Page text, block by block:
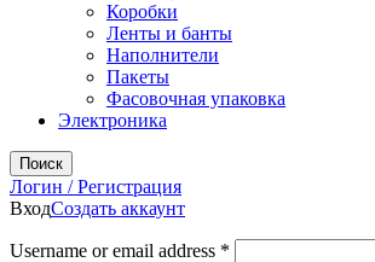
Коробки
Ленты и банты
Наполнители
Пакеты
Фасовочная упаковка
Электроника
Поиск
Логин / Регистрация
ВходСоздать аккаунт
Username or email address *